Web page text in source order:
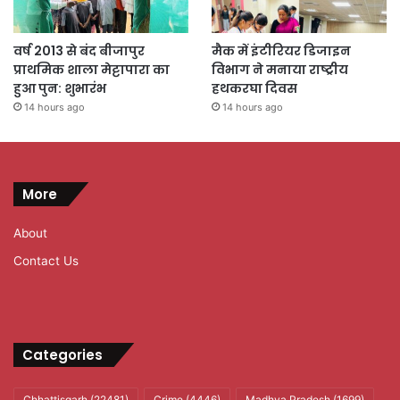
वर्ष 2013 से बंद बीजापुर
प्राथमिक शाला मेट्टापारा का
हुआ पुन: शुभारंभ
14 hours ago
मैक में इंटीरियर डिजाइन
विभाग ने मनाया राष्ट्रीय
हथकरघा दिवस
14 hours ago
More
About
Contact Us
Categories